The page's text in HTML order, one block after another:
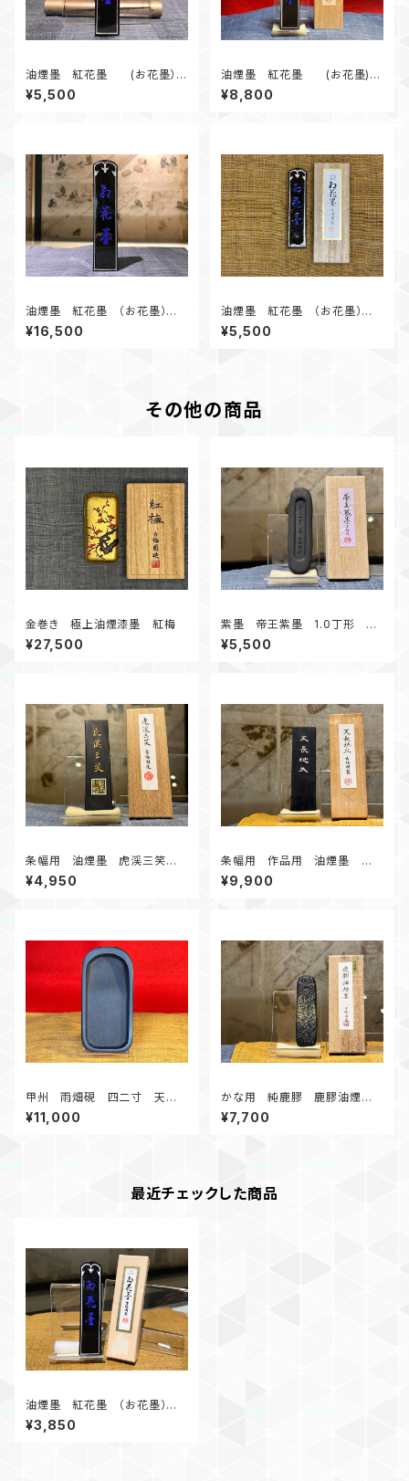
油煙墨 紅花墨 (お花墨）三
ツ星 3.0丁形
¥5,500
油煙墨 紅花墨 (お花墨)
三ツ星 5.0丁形
¥8,800
油煙墨 紅花墨 （お花墨）三
ツ星 10.0丁形
¥16,500
油煙墨 紅花墨 （お花墨）五
ツ星 1.0丁形 漢字、かな作品
にオススメ
¥5,500
その他の商品
金巻き 極上油煙漆墨 紅梅
¥27,500
紫墨 帝王紫墨 1.0丁形 淡
い紫色がお楽しみいただけます
¥5,500
条幅用 油煙墨 虎渓三笑
3.0丁形
¥4,950
条幅用 作品用 油煙墨 天
長地久 5.0丁形 条幅作品に
おすすめ
¥9,900
甲州 雨畑硯 四二寸 天
然 No,427
¥11,000
かな用 純鹿膠 鹿膠油煙
墨 1.0丁形 鹿膠を使った珍
しいお墨
¥7,700
最近チェックした商品
油煙墨 紅花墨 （お花墨）三
ツ星 2.0丁形 初心者にオス
スメ
¥3,850